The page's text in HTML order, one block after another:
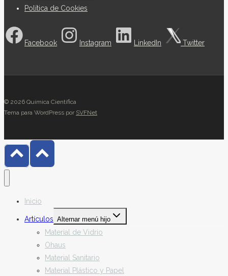
Política de Cookies
Facebook Instagram LinkedIn Twitter
© 2026 Química Científica
Tema para WordPress por SVFNet
Inicio
Artículos Alternar menú hijo
Material de Vidrio
Ohaus
Material Sanitario
Material Plástico y Papel